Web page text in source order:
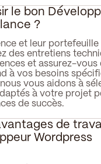
le bon
?
et leur
des entretiens
et assurez-vous
à vos besoins
vous aidons à
à votre projet
de succès.
de
Wordpress